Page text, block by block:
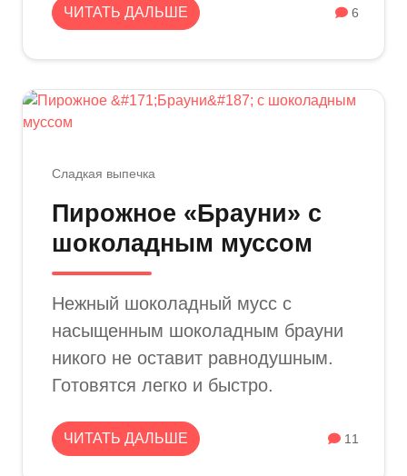
ЧИТАТЬ ДАЛЬШЕ 6
Сладкая выпечка
Пирожное «Брауни» с
шоколадным муссом
Нежный шоколадный мусс с
насыщенным шоколадным брауни
никого не оставит равнодушным.
Готовятся легко и быстро.
ЧИТАТЬ ДАЛЬШЕ 11